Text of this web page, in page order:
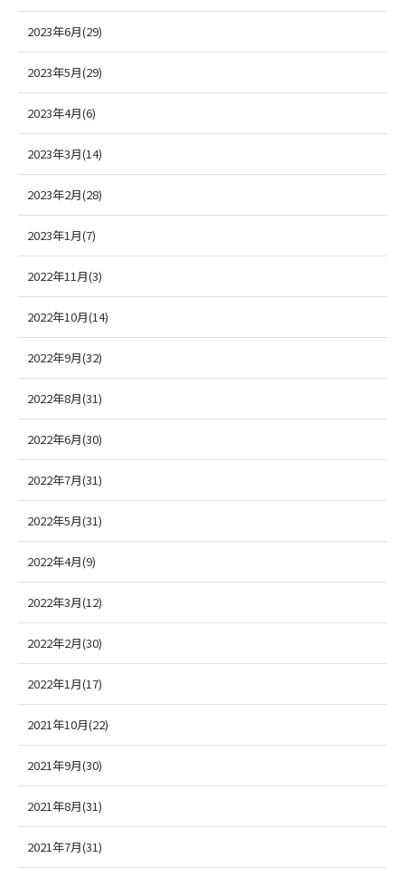
2023年6月(29)
2023年5月(29)
2023年4月(6)
2023年3月(14)
2023年2月(28)
2023年1月(7)
2022年11月(3)
2022年10月(14)
2022年9月(32)
2022年8月(31)
2022年6月(30)
2022年7月(31)
2022年5月(31)
2022年4月(9)
2022年3月(12)
2022年2月(30)
2022年1月(17)
2021年10月(22)
2021年9月(30)
2021年8月(31)
2021年7月(31)